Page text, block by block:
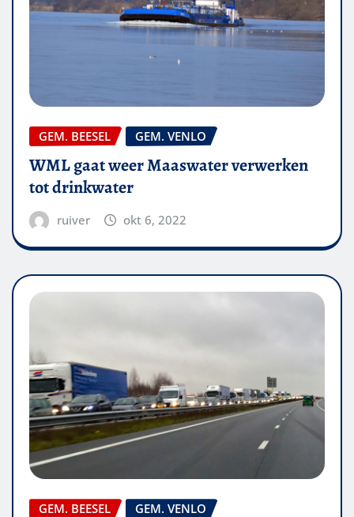
GEM. BEESEL GEM. VENLO
WML gaat weer Maaswater verwerken
tot drinkwater
ruiver okt 6, 2022
GEM. BEESEL GEM. VENLO